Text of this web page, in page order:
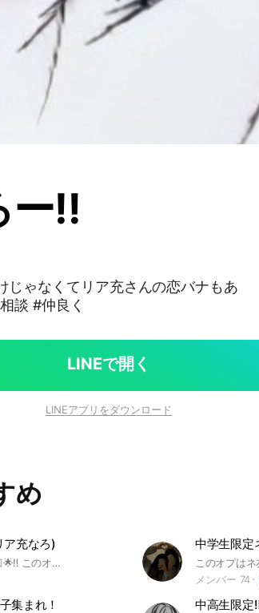
ー‼️
じゃなくてリア充さんの恋バナもあ
談 #仲良く
LINEで開く
LINEアプリをダウンロード
め
ア充なろ)
あ！！！そこの君ー🫵🏻🫵🏻🌟‼️ このオプを見つけちゃいましたか！！ こんにちは！管理人のりー(すあ)です！ ここは ペア画したり、雑談、リア充なったり！ 是非来てください😉 今人少ないから来てぇ😭😭 ※オプでしていいこと ペア画 雑談 宣伝 ライト ゲーム 詳しいルールはオプ入ってから大事なノート見てねん！ それではオプでお待ちしてま～す！💝 ‪‪⭐作成日⭐️ 3月1日
中学生限定
メンバー 74
集まれ！